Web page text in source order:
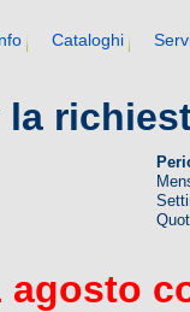
Cataloghi
agosto